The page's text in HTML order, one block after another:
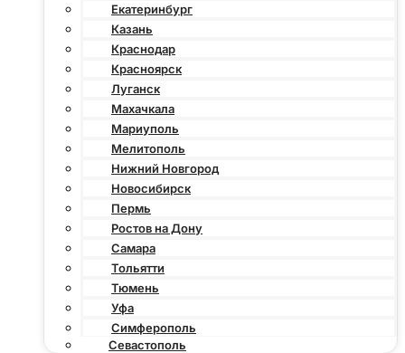
Екатеринбург
Казань
Краснодар
Красноярск
Луганск
Махачкала
Мариуполь
Мелитополь
Нижний Новгород
Новосибирск
Пермь
Ростов на Дону
Самара
Тольятти
Тюмень
Уфа
Симферополь
Севастополь